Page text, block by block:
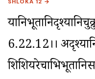
SHLOKA 12 →
6.22.12।।